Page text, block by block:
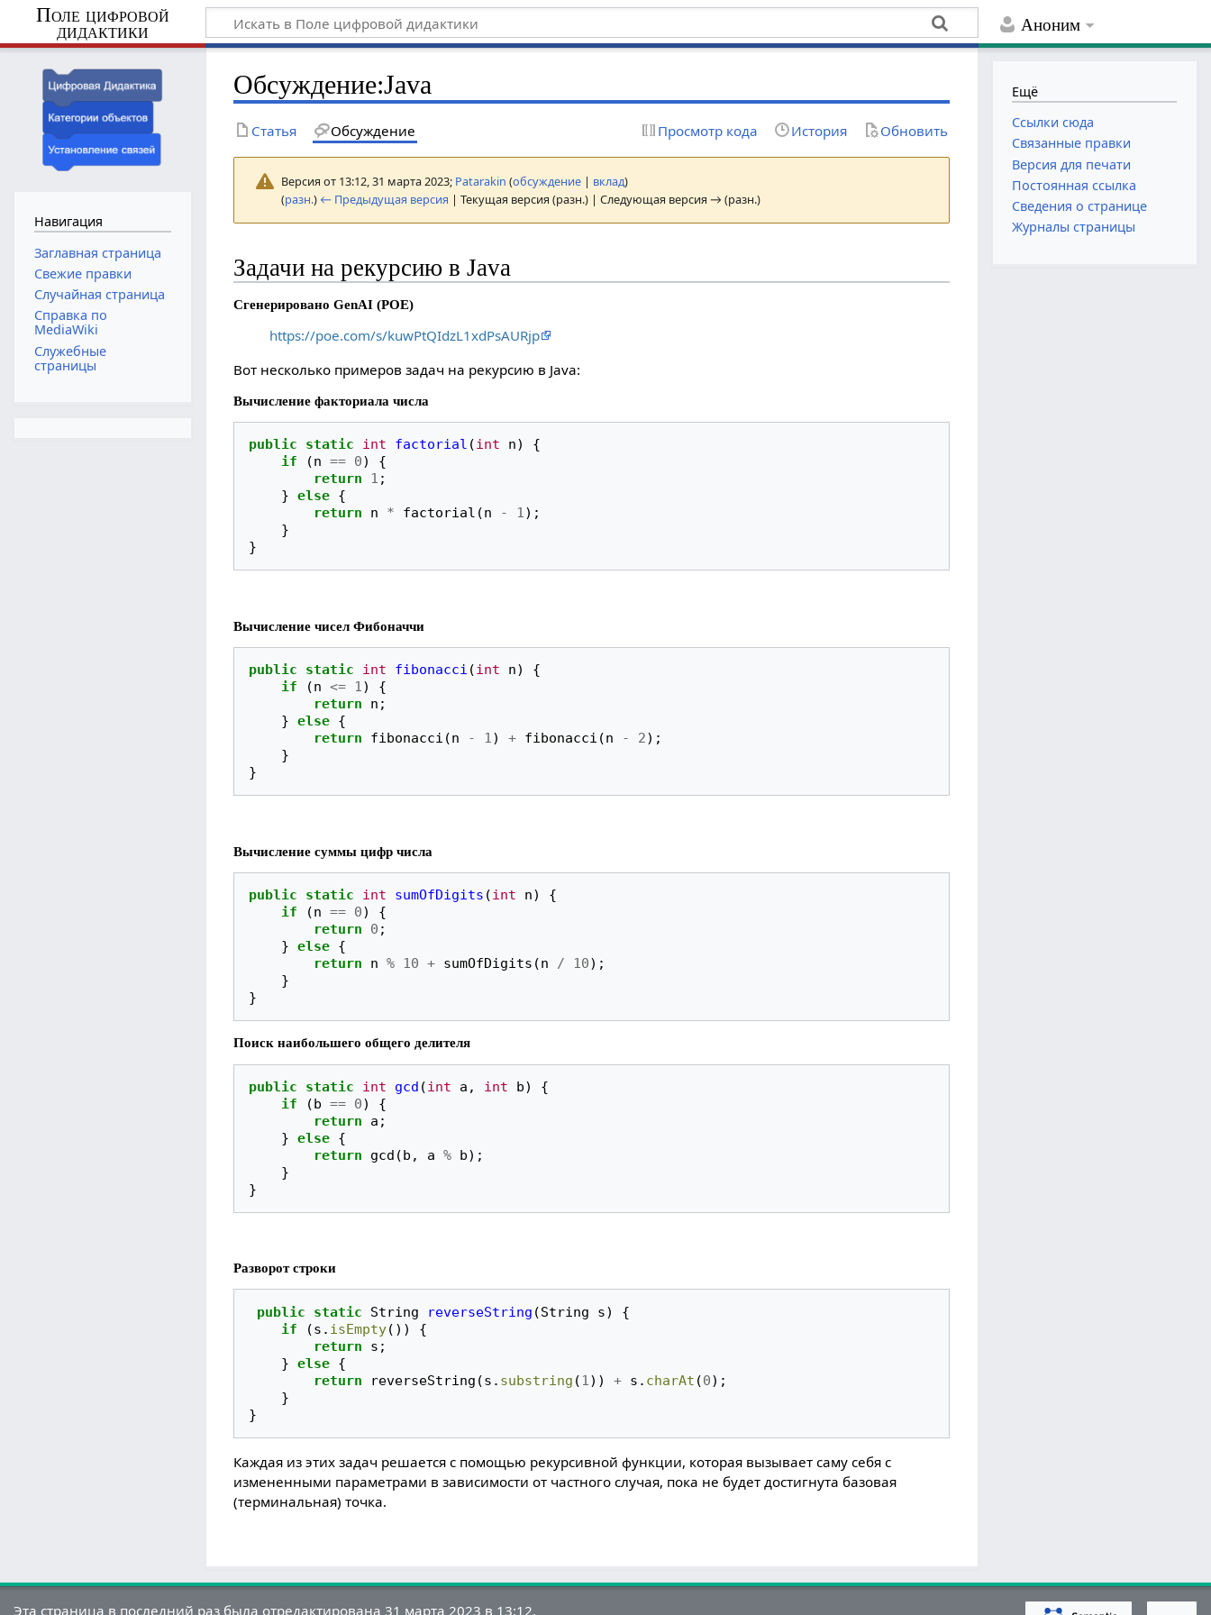
Аноним
Поле цифровой
дидактики
Обсуждение:Java
Статья Обсуждение Просмотр кода История Обновить
Версия от 13:12, 31 марта 2023; Patarakin (обсуждение | вклад)
(разн.) ← Предыдущая версия | Текущая версия (разн.) | Следующая версия → (разн.)
Задачи на рекурсию в Java
Сгенерировано GenAI (POE)
https://poe.com/s/kuwPtQIdzL1xdPsAURjp
Вот несколько примеров задач на рекурсию в Java:
Вычисление факториала числа
public static int factorial (int n)
{
if
(n == 0)
{
return
1 ;
} else {
return
n * factorial (n - 1);
}
}
Вычисление чисел Фибоначчи
public static int fibonacci (int n)
{
if
(n <= 1)
{
return
n ;
} else {
return
fibonacci (n - 1) + fibonacci (n - 2);
}
}
Вычисление суммы цифр числа
public static int sumOfDigits (int n)
{
if
(n == 0)
{
return
0 ;
} else {
return
n % 10 + sumOfDigits (n / 10);
}
}
Поиск наибольшего общего делителя
public static int gcd (int a , int b)
{
if
(b == 0)
{
return
a ;
} else {
return
gcd (b , a % b);
}
}
Разворот строки
public static String reverseString (String s)
{
if
(s . isEmpty())
{
return
s ;
} else {
return
reverseString (s . substring (1)) + s . charAt (0);
}
}
Каждая из этих задач решается с помощью рекурсивной функции, которая вызывает саму себя с
измененными параметрами в зависимости от частного случая, пока не будет достигнута базовая
(терминальная) точка.
Навигация
Заглавная страница
Свежие правки
Случайная страница
Справка по
MediaWiki
Служебные
страницы
Ещё
Ссылки сюда
Связанные правки
Версия для печати
Постоянная ссылка
Сведения о странице
Журналы страницы
Эта страница в последний раз была отредактирована 31 марта 2023 в 13:12.